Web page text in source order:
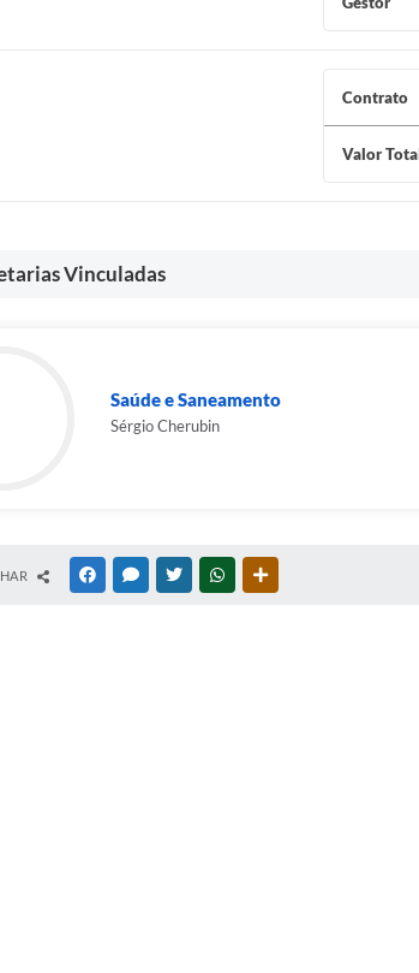
Contrato
Valor
Vinculadas
Saúde e Saneamento
Sérgio Cherubin
FACEBOOKMESSENGER
TWITTERWHATSAPP